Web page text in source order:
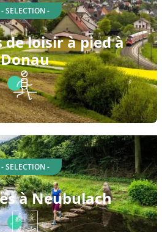
- SELECTION -
loisir à pied à
Donau
- SELECTION -
à Neubulach